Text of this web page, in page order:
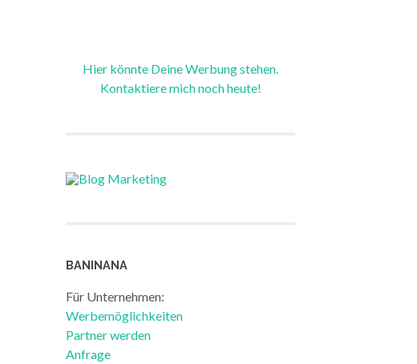
Hier könnte Deine Werbung stehen.
Kontaktiere mich noch heute!
BANINANA
Für Unternehmen:
Werbemöglichkeiten
Partner werden
Anfrage